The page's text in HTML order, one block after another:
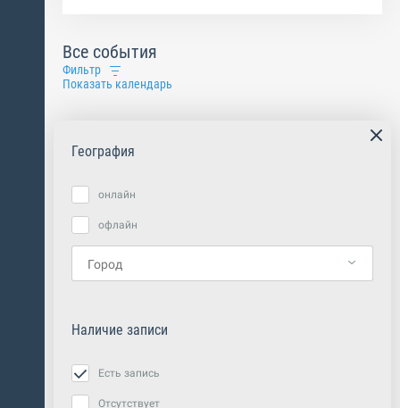
Все события
Фильтр
Показать календарь
География
онлайн
офлайн
Наличие записи
Есть запись
Отсутствует